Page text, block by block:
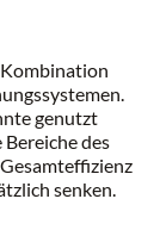
genutzt
des
senken.